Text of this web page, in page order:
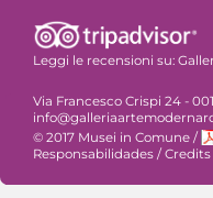
Leggi le recensioni su:
Via Francesco Crispi 24 -
© 2017 Musei in Comune /
Responsabilidades /Credits